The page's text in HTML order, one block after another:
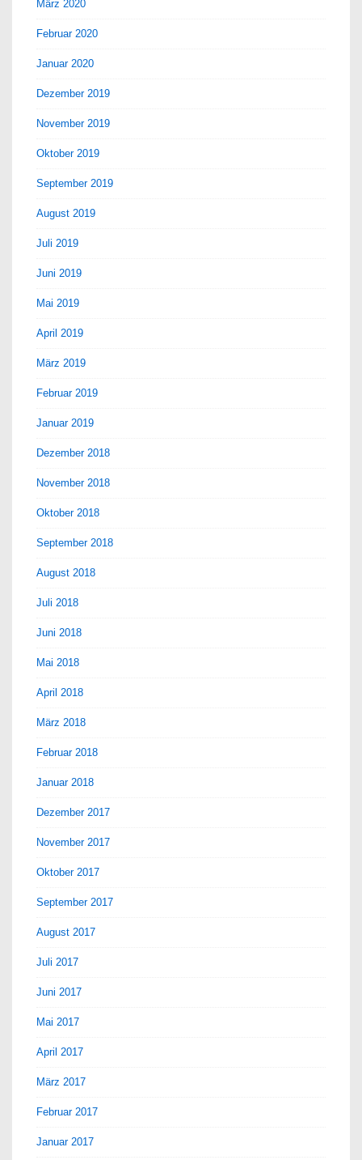
März 2020
Februar 2020
Januar 2020
Dezember 2019
November 2019
Oktober 2019
September 2019
August 2019
Juli 2019
Juni 2019
Mai 2019
April 2019
März 2019
Februar 2019
Januar 2019
Dezember 2018
November 2018
Oktober 2018
September 2018
August 2018
Juli 2018
Juni 2018
Mai 2018
April 2018
März 2018
Februar 2018
Januar 2018
Dezember 2017
November 2017
Oktober 2017
September 2017
August 2017
Juli 2017
Juni 2017
Mai 2017
April 2017
März 2017
Februar 2017
Januar 2017